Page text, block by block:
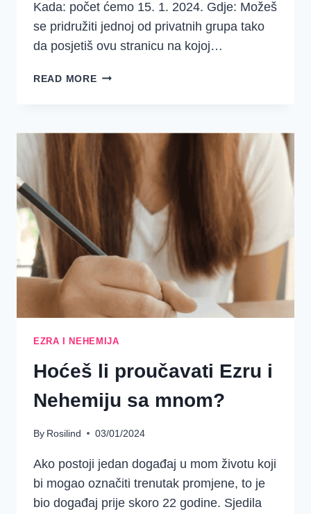
Kada: počet ćemo 15. 1. 2024. Gdje: Možeš
se pridružiti jednoj od privatnih grupa tako
da posjetiš ovu stranicu na kojoj…
READ MOREEZRA
EZRA I NEHEMIJA
Hoćeš li proučavati Ezru i
Nehemiju sa mnom?
By Rosilind 03/01/2024
Ako postoji jedan događaj u mom životu koji
bi mogao označiti trenutak promjene, to je
bio događaj prije skoro 22 godine. Sjedila